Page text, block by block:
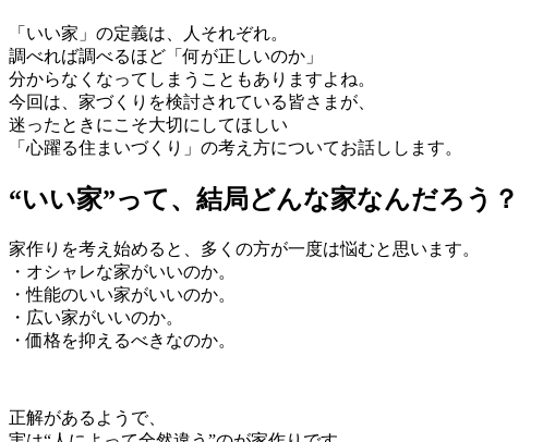
「いい家」の定義は、人それぞれ。
調べれば調べるほど「何が正しいのか」
分からなくなってしまうこともありますよね。
今回は、家づくりを検討されている皆さまが、
迷ったときにこそ大切にしてほしい
「心躍る住まいづくり」の考え方についてお話しします。
“いい家”って、結局どんな家なんだろう？
家作りを考え始めると、多くの方が一度は悩むと思います。
・オシャレな家がいいのか。
・性能のいい家がいいのか。
・広い家がいいのか。
・価格を抑えるべきなのか。
正解があるようで、